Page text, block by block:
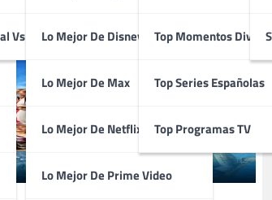
Vs AutorLo Mejor De Disney+
Lo Mejor De Max
Lo Mejor De Netflix
Lo Mejor De Prime Video
Top Momentos
Top Series Españolas
Top Programas TV